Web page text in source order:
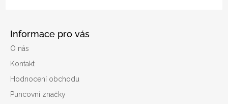
Informace pro vás
O nás
Kontakt
Hodnocení obchodu
Puncovní značky